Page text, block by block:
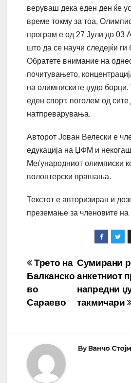
веруваш дека еден ден ќе
време токму за тоа,
програм е од 27 Јули до 03
што да се научи следејќи ги
Обратете внимание на
почитувањето,
на олимписките џудо
еден спорт, поголем од сите
натпреварувања.
Авторот Јован Велески е
едукација на ЏФМ и
Меѓународниот олимписки
волонтерски прашања.
Текстот е авторизиран и
преземање за членовите
Навигација
на
напис
Сумирани
анкетниот
напредни
такмичари
Трето на
Балканско
во
Сараево
ByВанчо